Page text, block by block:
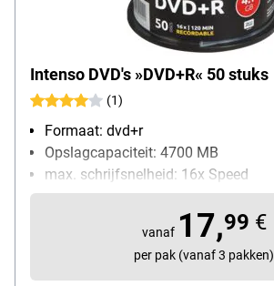
Intenso DVD's »DVD+R« 50 stuks
(1)
Formaat: dvd+r
Opslagcapaciteit: 4700 MB
max. schrijfsnelheid: 16x Speed
Inhoud per pak: 50 stuk(s)
vanaf 17,99 €
per pak (vanaf 3 pakken)